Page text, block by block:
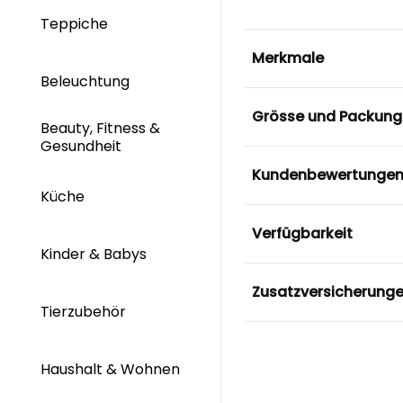
Teppiche
Beleuchtung
Beauty, Fitness &
Gesundheit
Küche
Kinder & Babys
Tierzubehör
Haushalt & Wohnen
Merkmale
Grösse und Packung
Kundenbewertungen
Verfügbarkeit